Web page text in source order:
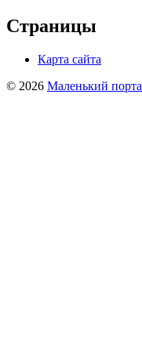
Страницы
Карта сайта
© 2026 Маленький